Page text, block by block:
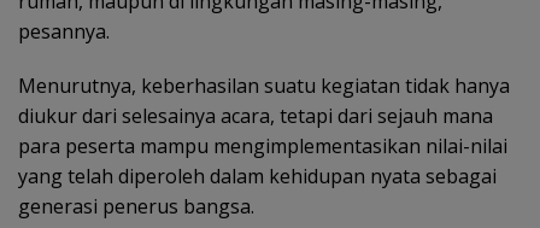
pesannya.
Menurutnya, keberhasilan suatu kegiatan tidak hanya
diukur dari selesainya acara, tetapi dari sejauh mana
para peserta mampu mengimplementasikan nilai-nilai
yang telah diperoleh dalam kehidupan nyata sebagai
generasi penerus bangsa.